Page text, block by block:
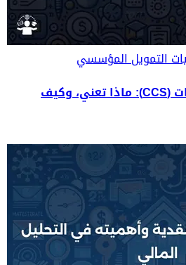
التمويل المؤسسي
التكلفة الحالية للإمدادات (CCS): ماذا تعني، وكيف